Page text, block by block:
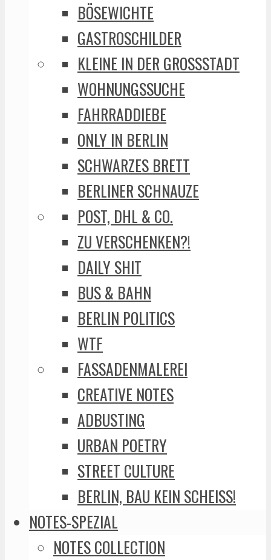
BÖSEWICHTE
GASTROSCHILDER
KLEINE IN DER GROSSSTADT
WOHNUNGSSUCHE
FAHRRADDIEBE
ONLY IN BERLIN
SCHWARZES BRETT
BERLINER SCHNAUZE
POST, DHL & CO.
ZU VERSCHENKEN?!
DAILY SHIT
BUS & BAHN
BERLIN POLITICS
WTF
FASSADENMALEREI
CREATIVE NOTES
ADBUSTING
URBAN POETRY
STREET CULTURE
BERLIN, BAU KEIN SCHEISS!
NOTES-SPEZIAL
NOTES COLLECTION